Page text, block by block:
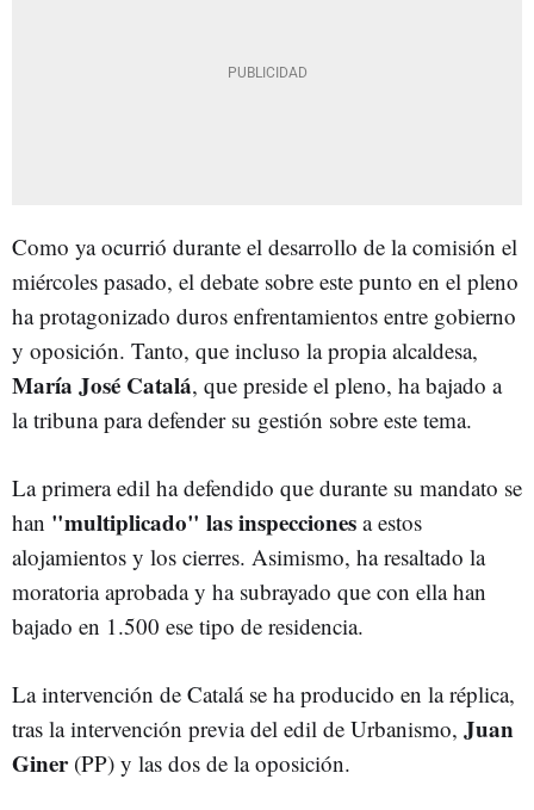
Como ya ocurrió durante el desarrollo de la comisión el
miércoles pasado, el debate sobre este punto en el pleno
ha protagonizado duros enfrentamientos entre gobierno
y oposición. Tanto, que incluso la propia alcaldesa,
María José Catalá, que preside el pleno, ha bajado a
la tribuna para defender su gestión sobre este tema.
La primera edil ha defendido que durante su mandato se
han "multiplicado" las inspecciones a estos
alojamientos y los cierres. Asimismo, ha resaltado la
moratoria aprobada y ha subrayado que con ella han
bajado en 1.500 ese tipo de residencia.
La intervención de Catalá se ha producido en la réplica,
tras la intervención previa del edil de Urbanismo, Juan
Giner(PP) y las dos de la oposición.